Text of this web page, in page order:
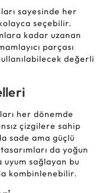
sayesinde her
seçebilir.
kadar uzanan
parçası
değerli
her dönemde
çizgilere sahip
sade ama güçlü
tasarımları da yoğun
sağlayan bu
kombinlenebilir.